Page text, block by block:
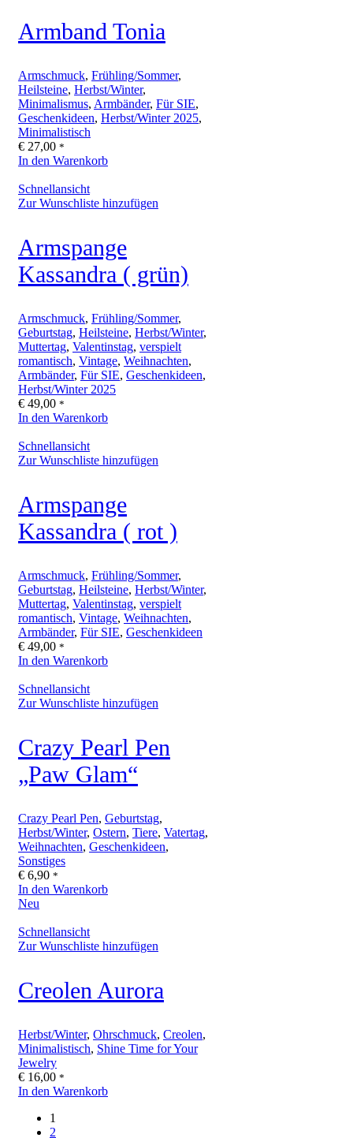
Armband Tonia
Armschmuck, Frühling/Sommer,
Heilsteine, Herbst/Winter,
Minimalismus, Armbänder, Für SIE,
Geschenkideen, Herbst/Winter 2025,
Minimalistisch
€ 27,00 *
In den Warenkorb
Schnellansicht
Zur Wunschliste hinzufügen
Armspange
Kassandra ( grün)
Armschmuck, Frühling/Sommer,
Geburtstag, Heilsteine, Herbst/Winter,
Muttertag, Valentinstag, verspielt
romantisch, Vintage, Weihnachten,
Armbänder, Für SIE, Geschenkideen,
Herbst/Winter 2025
€ 49,00 *
In den Warenkorb
Schnellansicht
Zur Wunschliste hinzufügen
Armspange
Kassandra ( rot )
Armschmuck, Frühling/Sommer,
Geburtstag, Heilsteine, Herbst/Winter,
Muttertag, Valentinstag, verspielt
romantisch, Vintage, Weihnachten,
Armbänder, Für SIE, Geschenkideen
€ 49,00 *
In den Warenkorb
Schnellansicht
Zur Wunschliste hinzufügen
Crazy Pearl Pen
„Paw Glam“
Crazy Pearl Pen, Geburtstag,
Herbst/Winter, Ostern, Tiere, Vatertag,
Weihnachten, Geschenkideen,
Sonstiges
€ 6,90 *
In den Warenkorb
Neu
Schnellansicht
Zur Wunschliste hinzufügen
Creolen Aurora
Herbst/Winter, Ohrschmuck, Creolen,
Minimalistisch, Shine Time for Your
Jewelry
€ 16,00 *
In den Warenkorb
1
2